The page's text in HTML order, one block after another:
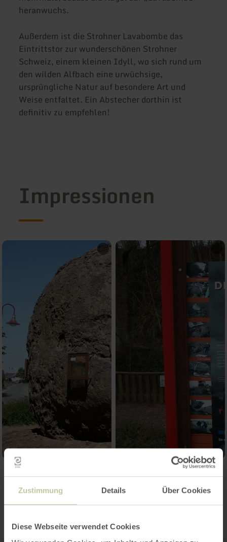
Zustimmung Details Über Cookies
Diese Webseite verwendet Cookies
heranwuchs.
Außerdem ist die Strohner Lavabombe das
Eintrittstor zur wunderschönen Strohner
Schweiz, einem kleinen Idyll, wo sich rund um
den wilden Alfbach eine urwüchsige,
ursprüngliche Natur auf besondere Art und
Weise entfaltet. Ein Abstecher dorthin ist
definitiv zu empfehlen!
Impressionen
Kontakt